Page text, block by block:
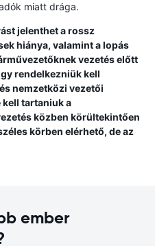
miatt drága.
jelenthet a rossz
hiánya, valamint a lopás
vezetés előtt
rendelkezniük kell
nemzetközi vezetői
kell tartaniuk a
közben körültekintően
körben elérhető, de az
ember